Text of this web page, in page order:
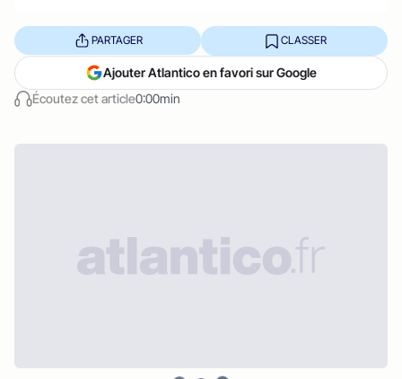
Écoutez cet article0:00min
PARTAGER CLASSER
Ajouter Atlantico en favori sur Google